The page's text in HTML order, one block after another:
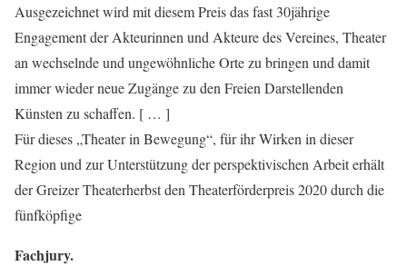
Ausgezeichnet wird mit diesem Preis das fast 30jährige
Engagement der Akteurinnen und Akteure des Vereines, Theater
an wechselnde und ungewöhnliche Orte zu bringen und damit
immer wieder neue Zugänge zu den Freien Darstellenden
Künsten zu schaffen. [ … ]
Für dieses „Theater in Bewegung“, für ihr Wirken in dieser
Region und zur Unterstützung der perspektivischen Arbeit erhält
der Greizer Theaterherbst den Theaterförderpreis 2020 durch die
fünfköpfige
Fachjury.